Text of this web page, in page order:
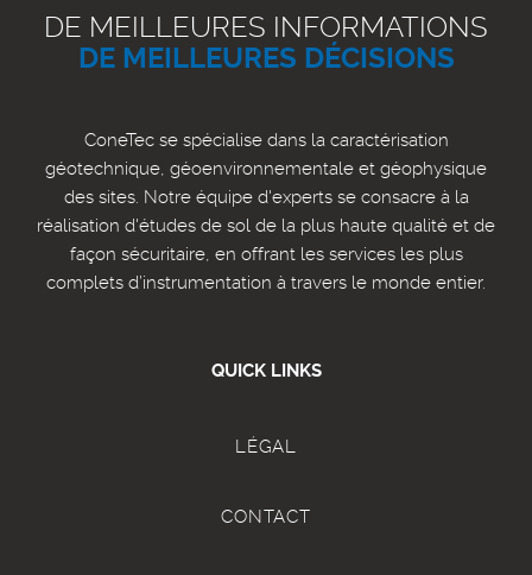
DE MEILLEURES INFORMATIONS
DE MEILLEURES DÉCISIONS
ConeTec se spécialise dans la caractérisation
géotechnique, géoenvironnementale et géophysique
des sites. Notre équipe d'experts se consacre à la
réalisation d'études de sol de la plus haute qualité et de
façon sécuritaire, en offrant les services les plus
complets d’instrumentation à travers le monde entier.
QUICK LINKS
LÉGAL
CONTACT